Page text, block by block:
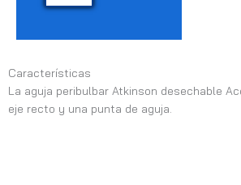
Características
La aguja peribulbar Atkinson desechable
eje recto y una punta de aguja.